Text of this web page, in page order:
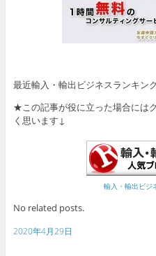
最近輸入・輸出ビジネスランキン
★この記事が役に立った場合には
く思います↓
輸入・輸出ビジ
No related posts.
2020年4月29日